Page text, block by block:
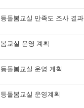
돌봄교실 만족도 조사 결과
교실 운영 계획
돌봄교실 운영 계획
돌봄교실 운영계획